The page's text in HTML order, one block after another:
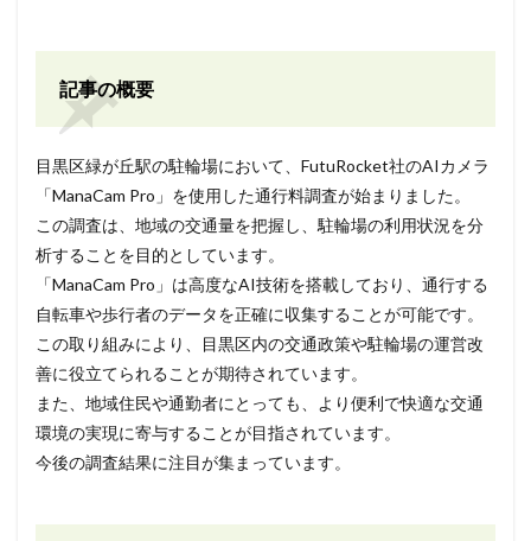
記事の概要
目黒区緑が丘駅の駐輪場において、FutuRocket社のAIカメラ
「ManaCam Pro」を使用した通行料調査が始まりました。
この調査は、地域の交通量を把握し、駐輪場の利用状況を分
析することを目的としています。
「ManaCam Pro」は高度なAI技術を搭載しており、通行する
自転車や歩行者のデータを正確に収集することが可能です。
この取り組みにより、目黒区内の交通政策や駐輪場の運営改
善に役立てられることが期待されています。
また、地域住民や通勤者にとっても、より便利で快適な交通
環境の実現に寄与することが目指されています。
今後の調査結果に注目が集まっています。